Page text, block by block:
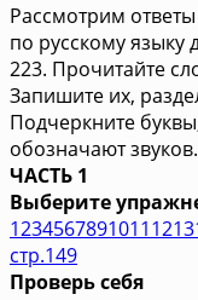
Рассмотрим
по русскому языку
223. Прочитайте
Запишите их,
Подчеркните
обозначают звуков.
ЧАСТЬ 1
Выберите
12345678910111213
стр.149
Проверь себя